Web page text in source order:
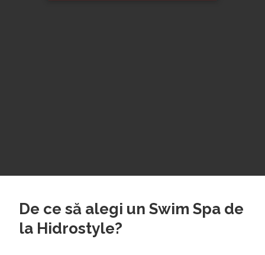
De ce să alegi un Swim Spa de
la Hidrostyle?